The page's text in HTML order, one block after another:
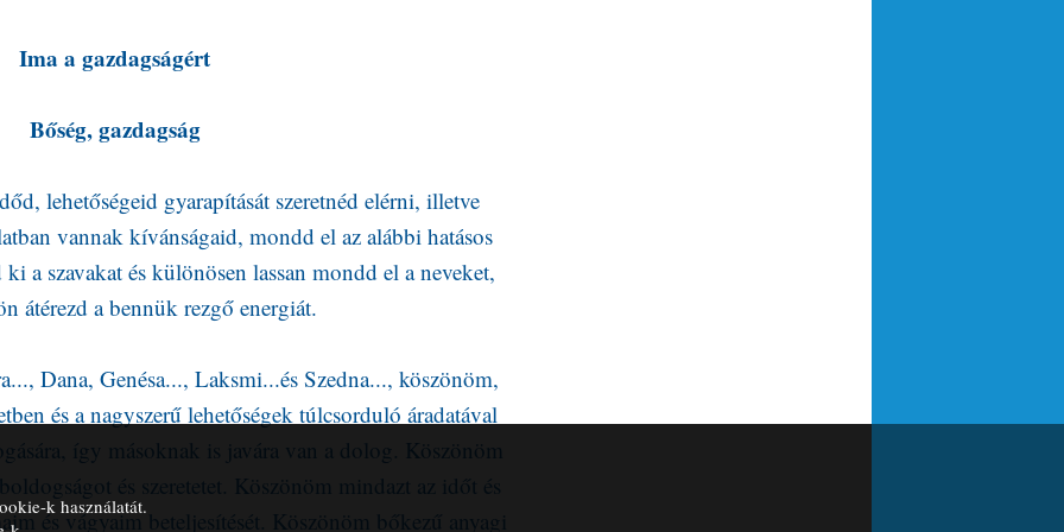
Ima a gazdagságért
Bőség, gazdagság
lehetőségeid gyarapítását szeretnéd elérni, illetve
vannak kívánságaid, mondd el az alábbi hatásos
a szavakat és különösen lassan mondd el a neveket,
átérezd a bennük rezgő energiát.
Dana, Genésa..., Laksmi...és Szedna..., köszönöm,
és a nagyszerű lehetőségek túlcsorduló áradatával
így másoknak is javára van a dolog. Köszönöm
és szeretetet. Köszönöm mindazt az időt és
és vágyaim beteljesítését. Köszönöm bőkezű anyagi
k használatát.